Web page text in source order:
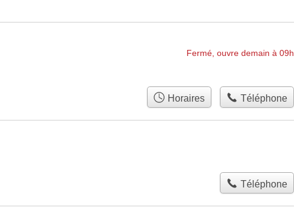
Fermé, ouvre demain à 09h
Horaires Téléphone
Téléphone